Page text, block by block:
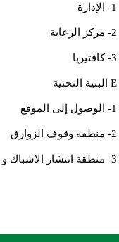
1- الإدارة
2- مركز الرعاية
3- كافتيريا
E البنية التحتية
1- الوصول إلى الموقع
2- منطقة وقوف الزوارق
3- منطقة انتشار الاشباك و معدات الصيد الاخري